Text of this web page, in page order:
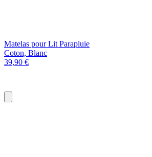
Matelas pour Lit Parapluie
Coton, Blanc
39,90 €
au